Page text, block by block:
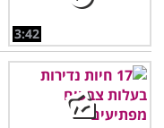
3:42